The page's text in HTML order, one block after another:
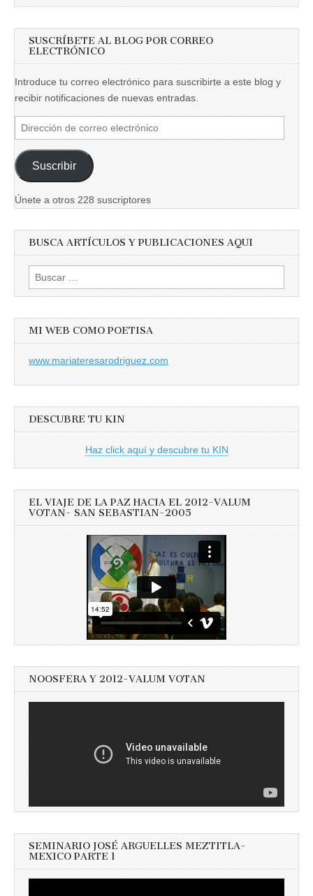
SUSCRÍBETE AL BLOG POR CORREO
ELECTRÓNICO
Introduce tu correo electrónico para suscribirte a este blog y
recibir notificaciones de nuevas entradas.
Dirección
de
correo
electrónico
Suscribir
Únete a otros 228 suscriptores
BUSCA ARTÍCULOS Y PUBLICACIONES AQUI
Buscar:
MI WEB COMO POETISA
www.mariateresarodriguez.com
DESCUBRE TU KIN
Haz click aquí y descubre tu KIN
EL VIAJE DE LA PAZ HACIA EL 2012-VALUM
VOTAN- SAN SEBASTIAN-2005
NOOSFERA Y 2012-VALUM VOTAN
SEMINARIO JOSÉ ARGUELLES MEZTITLA-
MEXICO PARTE 1